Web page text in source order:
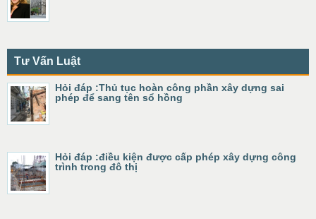
Tư Vấn Luật
Hỏi đáp :Thủ tục hoàn công phần xây dựng sai
phép để sang tên sổ hồng
Hỏi đáp :điều kiện được cấp phép xây dựng công
trình trong đô thị